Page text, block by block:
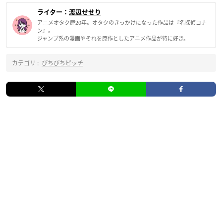
ライター： 渡辺せせり
アニメオタク歴20年。オタクのきっかけになった作品は『名探偵コナ
ン』。
ジャンプ系の漫画やそれを原作としたアニメ作品が特に好き。
カテゴリ : ぴちぴちピッチ